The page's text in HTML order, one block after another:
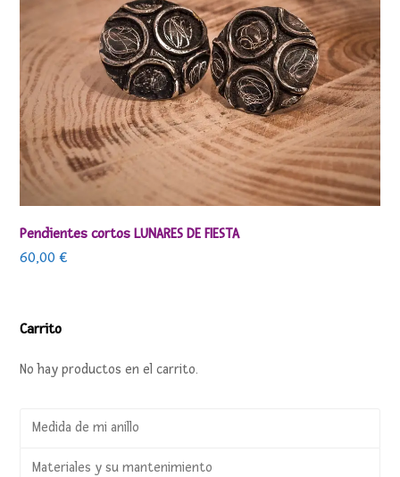
Pendientes cortos LUNARES DE FIESTA
60,00€
Carrito
No hay productos en el carrito.
Medida de mi anillo
Materiales y su mantenimiento